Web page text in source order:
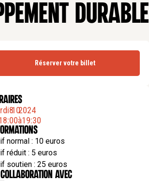
DURABLE
Réserver votre billet
8.10.2024
à19:30
normal : 10 euros
réduit : 5 euros
soutien : 25 euros
Collaboration AVEC